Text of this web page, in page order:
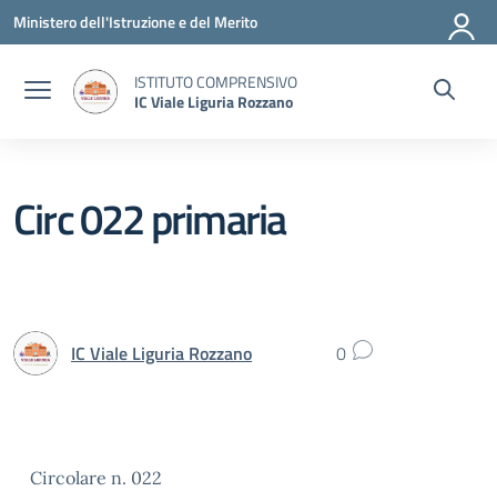
Vai ai contenuti
Vai al menu di navigazione
Vai al footer
Ministero dell'Istruzione e del Merito
ISTITUTO COMPRENSIVO
IC Viale Liguria Rozzano
Circ 022 primaria
IC Viale Liguria Rozzano 0
Circolare n. 022